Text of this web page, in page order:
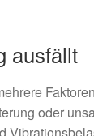
ausfällt
oder